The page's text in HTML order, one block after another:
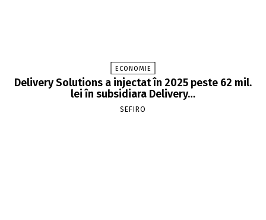
ECONOMIE
Delivery Solutions a injectat în 2025 peste 62 mil.
lei în subsidiara Delivery…
SEFIRO